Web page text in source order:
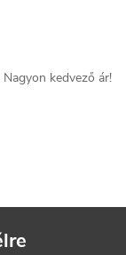
kedvező ár!